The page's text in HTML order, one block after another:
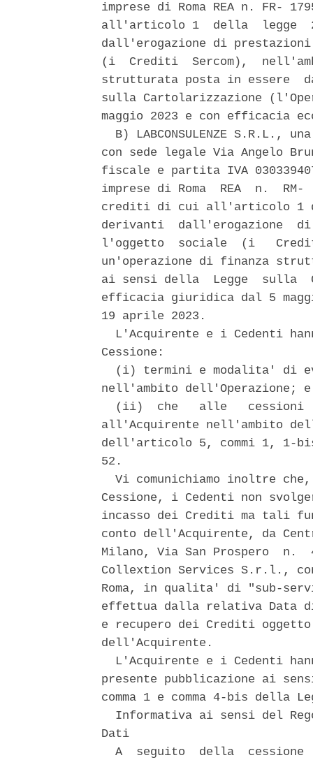
imprese di Roma REA n. FR-
all'articolo 1  della  legge
dall'erogazione di
(i  Crediti  Sercom),
strutturata posta in essere
sulla Cartolarizzazione
maggio 2023 e con efficacia
B) LABCONSULENZE S.R.L.,
con sede legale Via Angelo
fiscale e partita IVA
imprese di Roma  REA  n.
crediti di cui all'articolo 1
derivanti  dall'erogazione
l'oggetto  sociale  (i
un'operazione di finanza
ai sensi della  Legge  sulla
efficacia giuridica dal 5
19 aprile 2023.
L'Acquirente e i Cedenti
Cessione:
(i) termini e modalita' di
nell'ambito dell'Operazione;
(ii)  che   alle   cessioni
all'Acquirente nell'ambito
dell'articolo 5, commi 1, 1-
52.
Vi comunichiamo inoltre
Cessione, i Cedenti non
incasso dei Crediti ma tali
conto dell'Acquirente, da
Milano, Via San Prospero
Collextion Services S.r.l.,
Roma, in qualita' di "sub-
effettua dalla relativa Data di
e recupero dei Crediti
dell'Acquirente.
L'Acquirente e i Cedenti
presente pubblicazione ai
comma 1 e comma 4-bis della
Informativa ai sensi del
Dati
A  seguito  della  cessione